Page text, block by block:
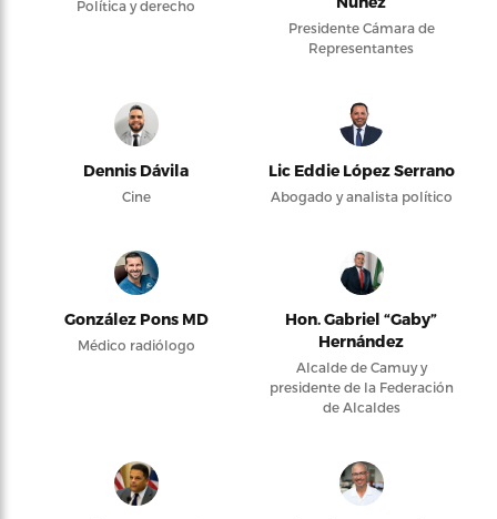
Política y derecho
Presidente Cámara de
Representantes
Dennis Dávila
Cine
Lic Eddie López Serrano
Abogado y analista político
González Pons MD
Médico radiólogo
Hon. Gabriel “Gaby”
Hernández
Alcalde de Camuy y
presidente de la Federación
de Alcaldes